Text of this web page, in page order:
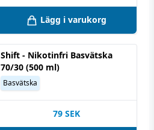
Lägg i varukorg
Shift - Nikotinfri Basvätska
70/30 (500 ml)
Basvätska
79 SEK